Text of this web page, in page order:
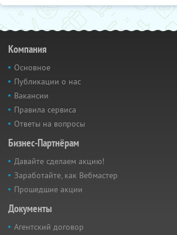
Компания
Основное
Публикации о нас
Вакансии
Правила сервиса
Ответы на вопросы
Бизнес-Партнёрам
Давайте сделаем акцию!
Заработайте, как Вебмастер
Прошедшие акции
Документы
Агентский договор